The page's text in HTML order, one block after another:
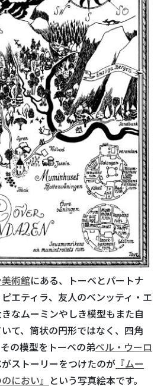
術館にある、トーベとパートナ
エティラ、友人のベンッティ・エ
なムーミンやしき模型もまた自
て、筒状の円形ではなく、四角
の模型をトーベの弟ペル・ウーロ
ストーリーをつけたのが 『ムー
におい』 という写真絵本です。